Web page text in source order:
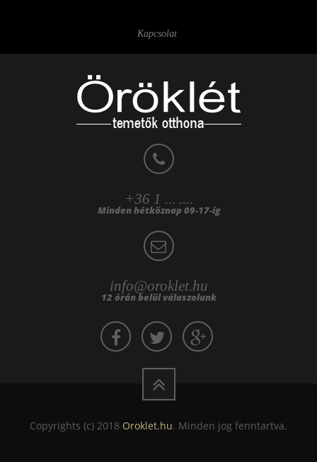
Kapcsolat
+36 1 ... ....
Minden hétköznap 09-17-ig
info@oroklet.hu
12 órán belül válaszolunk
Copyrights (c) 2018 Oroklet.hu. Minden jog fenntartva.